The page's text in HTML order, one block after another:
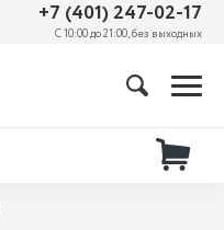
+7 (401) 247-02-17
С 10:00 до 21:00, без выходных